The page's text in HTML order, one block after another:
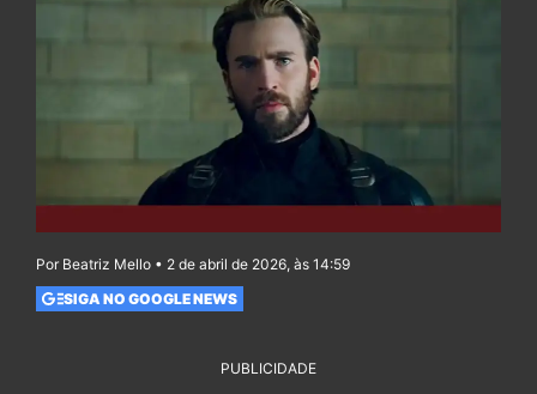
Por Beatriz Mello • 2 de abril de 2026, às 14:59
SIGA NO GOOGLE NEWS
PUBLICIDADE